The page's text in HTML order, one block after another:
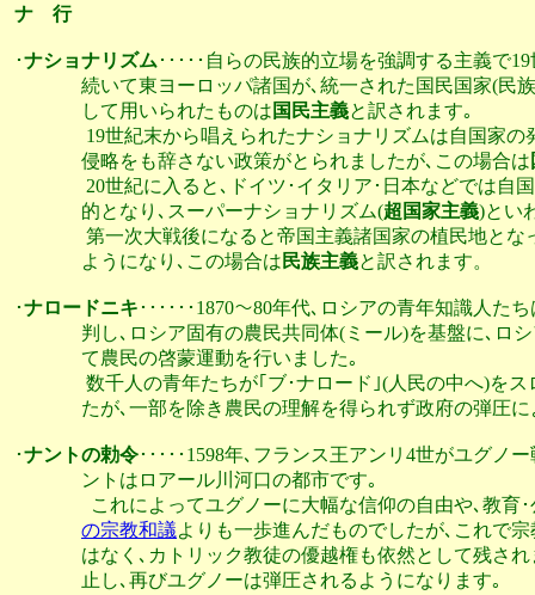
ナ　行
･ナショナリズム ･････自らの民族的立場を強調する主義で
続いて東ヨーロッパ諸国が､統一された国民国家(
               して用いられたものは
国民主義と訳されます｡
19世紀末から唱えられたナショナリズムは自国
               侵略をも辞さない政策がとられましたが､この場合は
20世紀に入ると､ドイツ･イタリア･日本などでは
               的となり､スーパーナショナリズム(
超国家主義)とい
第一次大戦後になると帝国主義諸国家の植民地
               ようになり､この場合は
民族主義と訳されます。
･ナロードニキ ･･････1870～80年代､ロシアの青年知識人た
判し､ロシア固有の農民共同体(ミール)を基盤に､
               て農民の啓蒙運動を行いました｡
数千人の青年たちが｢ブ･ナロード｣(人民の中へ)
たが､一部を除き農民の理解を得られず政府の弾
･ナントの勅令･････1598年､フランス王アンリ4世がユグノ
               ントはロアール川河口の都市です｡
これによってユグノーに大幅な信仰の自由や､教
の宗教和議よりも一歩進んだものでしたが､これで
はなく､カトリック教徒の優越権も依然として残
               止し､再びユグノーは弾圧されるようになります｡